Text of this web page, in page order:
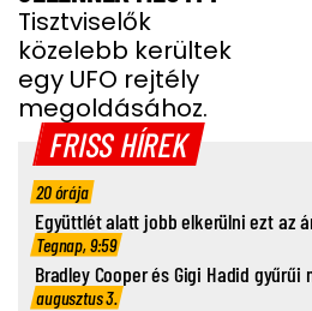
Tisztviselők
közelebb kerültek
egy UFO rejtély
megoldásához.
FRISS HÍREK
20 órája
Együttlét alatt jobb elkerülni ezt az
Tegnap, 9:59
Bradley Cooper és Gigi Hadid
augusztus 3.